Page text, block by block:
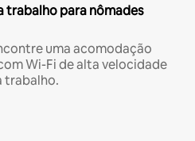
trabalho para nômades
uma acomodação
Wi-Fi de alta velocidade
trabalho.